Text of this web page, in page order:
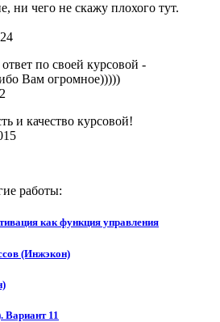
ни чего не скажу плохого тут.
по своей курсовой -
Вам огромное)))))
и качество курсовой!
работы:
как функция управления
(Инжэкон)
Вариант 11